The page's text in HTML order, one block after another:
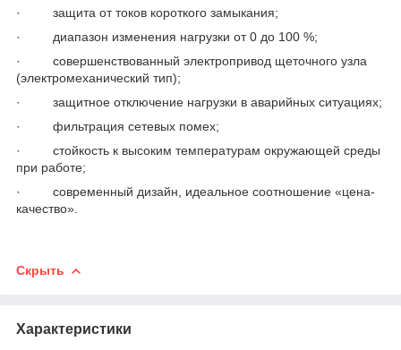
· защита от токов короткого замыкания;
· диапазон изменения нагрузки от 0 до 100 %;
· совершенствованный электропривод щеточного узла
(электромеханический тип);
· защитное отключение нагрузки в аварийных ситуациях;
· фильтрация сетевых помех;
· стойкость к высоким температурам окружающей среды
при работе;
· современный дизайн, идеальное соотношение «цена-
качество».
Скрыть
Характеристики